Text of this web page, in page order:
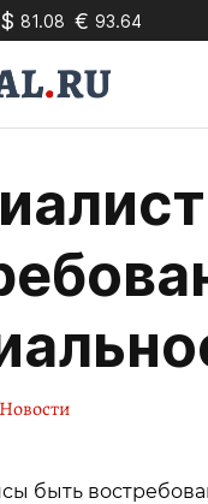
$ 81.08 € 93.64
Новости
быть